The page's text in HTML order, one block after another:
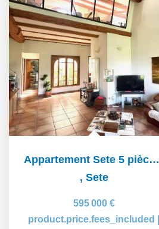
Appartement Sete 5 pièce(s) 195 m2
, Sete
595 000 €
product.price.fees_included